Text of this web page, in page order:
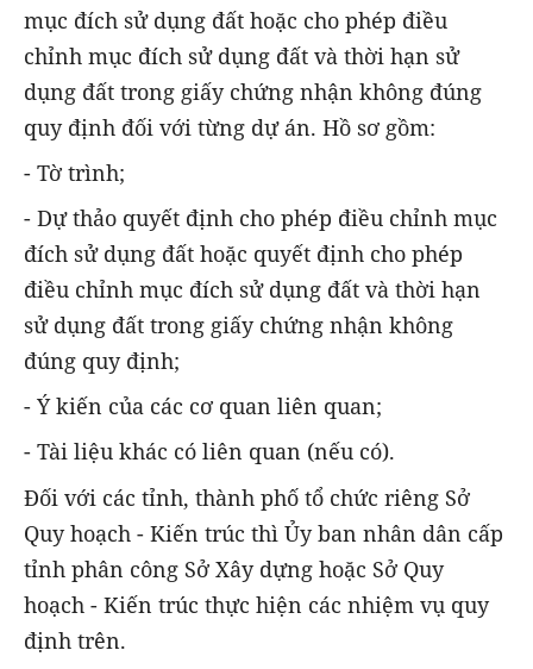
mục đích sử dụng đất hoặc cho phép điều
chỉnh mục đích sử dụng đất và thời hạn sử
dụng đất trong giấy chứng nhận không đúng
quy định đối với từng dự án. Hồ sơ gồm:
- Tờ trình;
- Dự thảo quyết định cho phép điều chỉnh mục
đích sử dụng đất hoặc quyết định cho phép
điều chỉnh mục đích sử dụng đất và thời hạn
sử dụng đất trong giấy chứng nhận không
đúng quy định;
- Ý kiến của các cơ quan liên quan;
- Tài liệu khác có liên quan (nếu có).
Đối với các tỉnh, thành phố tổ chức riêng Sở
Quy hoạch - Kiến trúc thì Ủy ban nhân dân cấp
tỉnh phân công Sở Xây dựng hoặc Sở Quy
hoạch - Kiến trúc thực hiện các nhiệm vụ quy
định trên.